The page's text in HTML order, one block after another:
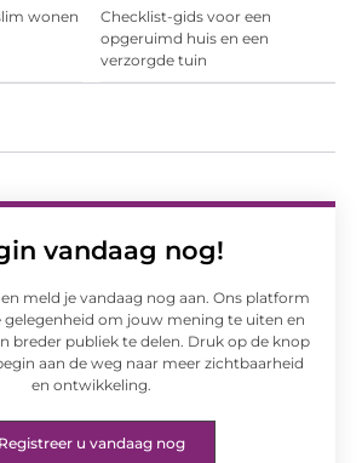
wonen
Checklist-gids voor een
opgeruimd huis en een
verzorgde tuin
vandaag nog!
meld je vandaag nog aan. Ons platform
gelegenheid om jouw mening te uiten en
breder publiek te delen. Druk op de knop
aan de weg naar meer zichtbaarheid
en ontwikkeling.
Registreer u vandaag nog